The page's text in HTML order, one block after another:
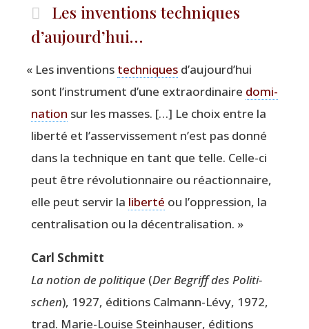
Les inventions techniques
d’aujourd’hui…
« Les inven­tions tech­niques d’aujourd’hui
sont l’instrument d’une extra­or­di­naire domi­
na­tion sur les masses. […] Le choix entre la
liber­té et l’asservissement n’est pas don­né
dans la tech­nique en tant que telle. Celle-ci
peut être révo­lu­tion­naire ou réac­tion­naire,
elle peut ser­vir la liber­té ou l’oppression, la
cen­tra­li­sa­tion ou la décentralisation. »
Carl Schmitt
La notion de poli­tique (Der Begriff des Poli­ti­
schen), 1927, édi­tions Cal­mann-Lévy, 1972,
trad. Marie-Louise Stein­hau­ser, édi­tions